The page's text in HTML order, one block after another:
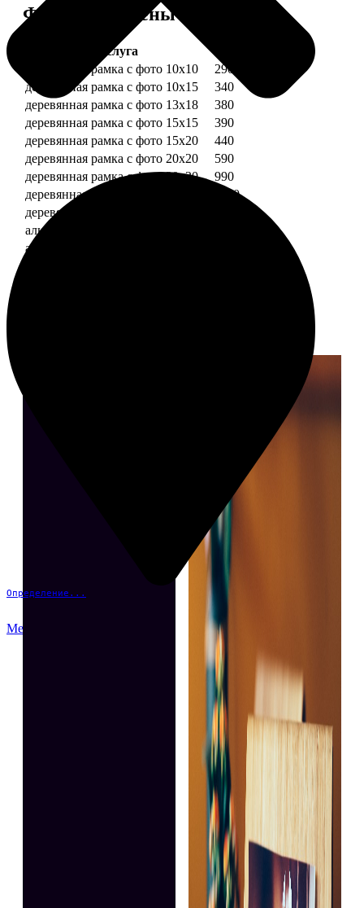
Определение...
Меню
Форматы и цены
Услуга
деревянная рамка с фото 10х10
290
деревянная рамка с фото 10х15
340
деревянная рамка с фото 13х18
380
деревянная рамка с фото 15х15
390
деревянная рамка с фото 15х20
440
деревянная рамка с фото 20х20
590
деревянная рамка с фото 20х30
990
деревянная рамка с фото 30х30
1190
деревянная рамка с фото 30х40
алюминиевая рамка с фото 10х15
алюминиевая рамка с фото 20х30